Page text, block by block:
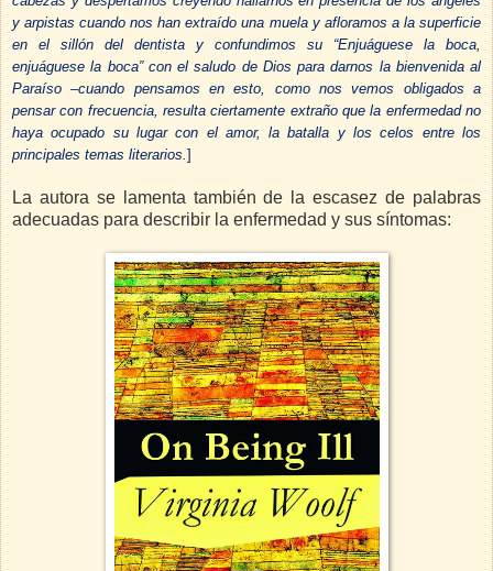
y arpistas cuando nos han extraído una muela y afloramos a la superficie
en el sillón del dentista y confundimos su “Enjuáguese la boca,
enjuáguese la boca” con el saludo de Dios para darnos la bienvenida al
Paraíso –cuando pensamos en esto, como nos vemos obligados a
pensar con frecuencia, resulta ciertamente extraño que la enfermedad no
haya ocupado su lugar con el amor, la batalla y los celos entre los
principales temas literarios. ]
La autora se lamenta también de la escasez de palabras
adecuadas para describir la enfermedad y sus síntomas: